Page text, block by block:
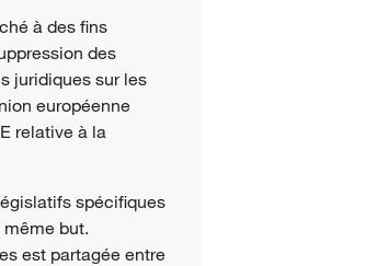
à des fins
des
juridiques sur les
européenne
relative à la
spécifiques
but.
est partagée entre